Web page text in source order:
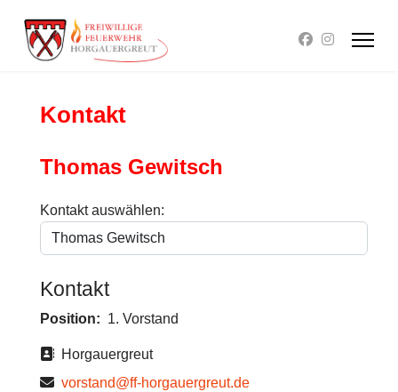
Kontakt
Thomas Gewitsch
Kontakt auswählen:
Kontakt
Position: 1. Vorstand
Adresse
Horgauergreut
E-Mail
vorstand@ff-horgauergreut.de